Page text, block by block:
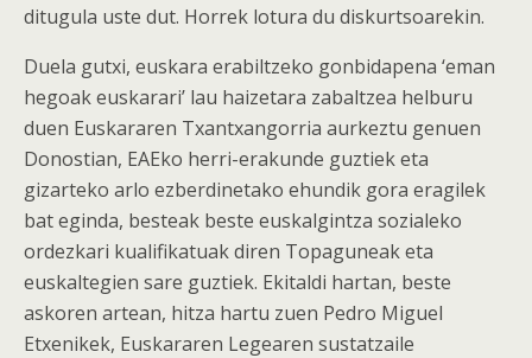
ditugula uste dut. Horrek lotura du diskurtsoarekin.
Duela gutxi, euskara erabiltzeko gonbidapena ‘eman
hegoak euskarari’ lau haizetara zabaltzea helburu
duen Euskararen Txantxangorria aurkeztu genuen
Donostian, EAEko herri-erakunde guztiek eta
gizarteko arlo ezberdinetako ehundik gora eragilek
bat eginda, besteak beste euskalgintza sozialeko
ordezkari kualifikatuak diren Topaguneak eta
euskaltegien sare guztiek. Ekitaldi hartan, beste
askoren artean, hitza hartu zuen Pedro Miguel
Etxenikek, Euskararen Legearen sustatzaile